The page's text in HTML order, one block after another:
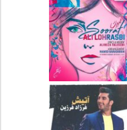
دانلود آهنگ جدید علیرضا
قربانی بنام خیال خوش
دانلود آهنگ جدید علی
لهراسبی بنام صورت